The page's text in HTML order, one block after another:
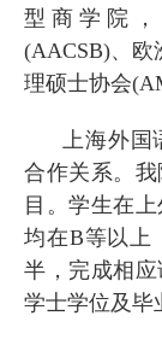
型商学院
(AACSB)、欧
理硕士协会
上海外
合作关系。
目。学生在
均在B等以上
半，完成相
学士学位及毕